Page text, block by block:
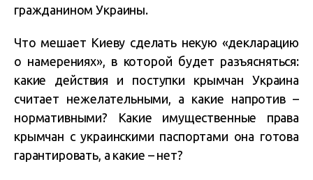
гражданином Украины.
Что мешает Киеву сделать некую «декларацию
о намерениях», в которой будет разъясняться:
какие действия и поступки крымчан Украина
считает нежелательными, а какие напротив –
нормативными? Какие имущественные права
крымчан с украинскими паспортами она готова
гарантировать, а какие – нет?